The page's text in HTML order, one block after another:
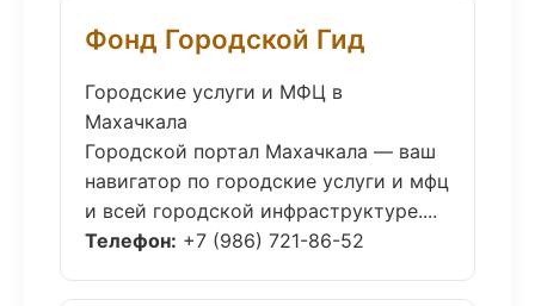
Фонд Городской Гид
Городские услуги и МФЦ в
Махачкала
Городской портал Махачкала — ваш
навигатор по городские услуги и мфц
и всей городской инфраструктуре....
Телефон: +7 (986) 721-86-52